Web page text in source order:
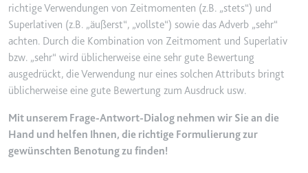
Anbieter:
youtube.com
Zweck:
Wird verwendet, um die
Interaktion der Nutzer mit
eingebetteten Inhalten zu
verfolgen.
Typ:
HTTP-Cookie
richtige Verwendungen von Zeitmomenten (z.B. „stets“) und
Superlativen (z.B. „äußerst“, „vollste“) sowie das Adverb „sehr“
achten. Durch die Kombination von Zeitmoment und Superlativ
bzw. „sehr“ wird üblicherweise eine sehr gute Bewertung
ausgedrückt, die Verwendung nur eines solchen Attributs bringt
üblicherweise eine gute Bewertung zum Ausdruck usw.
Mit unserem Frage-Antwort-Dialog nehmen wir Sie an die
Hand und helfen Ihnen, die richtige Formulierung zur
gewünschten Benotung zu finden!